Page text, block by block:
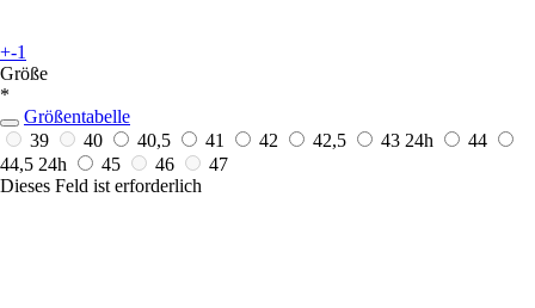
+-1
Größe
*
Größentabelle
39
40 40,5 41 42 42,5 43 24h
44
44,5 24h 45 46
47
Dieses Feld ist erforderlich